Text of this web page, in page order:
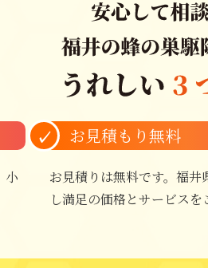
小
お見積もり無料
お見積りは無料です。福井
し満足の価格とサービスを